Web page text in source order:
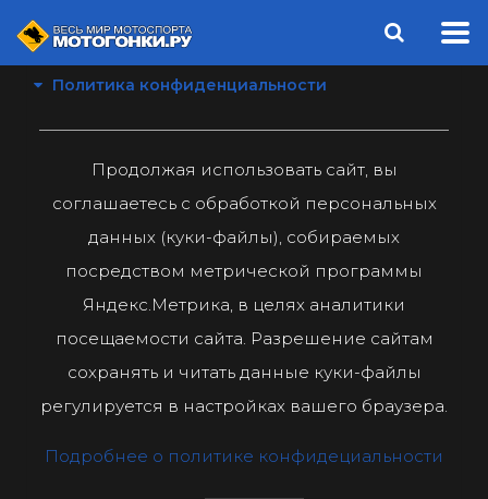
Политика конфиденциальности
Продолжая использовать сайт, вы
соглашаетесь с обработкой персональных
данных (куки-файлы), собираемых
посредством метрической программы
Яндекс.Метрика, в целях аналитики
посещаемости сайта. Разрешение сайтам
сохранять и читать данные куки-файлы
регулируется в настройках вашего браузера.
Подробнее о политике конфидециальности